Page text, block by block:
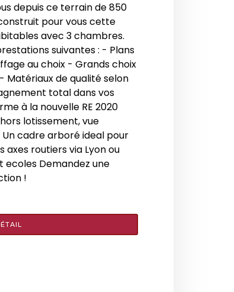
depuis ce terrain de 850
pour vous cette
avec 3 chambres.
suivantes : - Plans
au choix - Grands choix
de qualité selon
total dans vos
à la nouvelle RE 2020
lotissement, vue
cadre arboré ideal pour
axes routiers via Lyon ou
ecoles Demandez une
!